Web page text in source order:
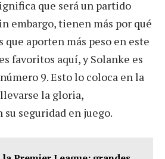
que será un partido
embargo, tienen más por qué
que aporten más peso en este
favoritos aquí, y Solanke es
9. Esto lo coloca en la
la gloria,
seguridad en juego.